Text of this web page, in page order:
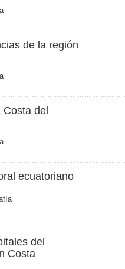
de la región
del
ecuatoriano
del
Costa